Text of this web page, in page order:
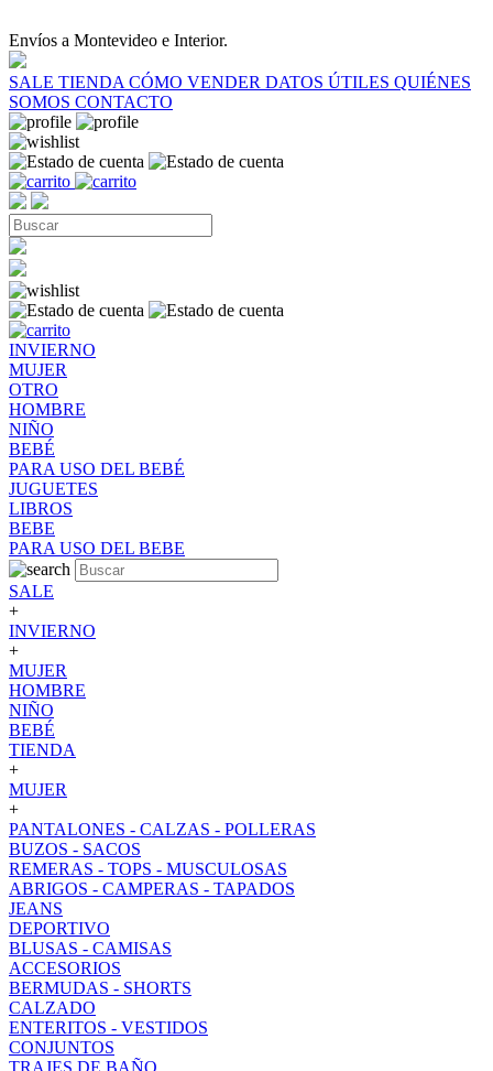
Envíos a Montevideo e Interior.
SALE TIENDA CÓMO VENDER DATOS ÚTILES QUIÉNES
SOMOS CONTACTO
INVIERNO
MUJER
OTRO
HOMBRE
NIÑO
BEBÉ
PARA USO DEL BEBÉ
JUGUETES
LIBROS
BEBE
PARA USO DEL BEBE
SALE
+
INVIERNO
+
MUJER
HOMBRE
NIÑO
BEBÉ
TIENDA
+
MUJER
+
PANTALONES - CALZAS - POLLERAS
BUZOS - SACOS
REMERAS - TOPS - MUSCULOSAS
ABRIGOS - CAMPERAS - TAPADOS
JEANS
DEPORTIVO
BLUSAS - CAMISAS
ACCESORIOS
BERMUDAS - SHORTS
CALZADO
ENTERITOS - VESTIDOS
CONJUNTOS
TRAJES DE BAÑO